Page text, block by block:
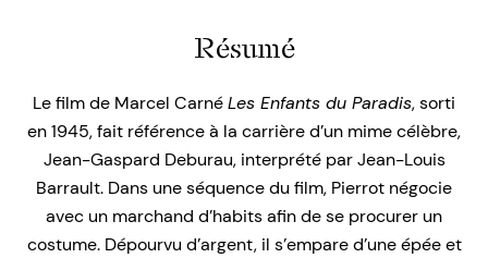
Résumé
Le film de Marcel CarnéLes Enfants du Paradis, sorti
en 1945, fait référence à la carrière d’un mime célèbre,
Jean-Gaspard Deburau, interprété par Jean-Louis
Barrault. Dans une séquence du film, Pierrot négocie
avec un marchand d’habits afin de se procurer un
costume. Dépourvu d’argent, il s’empare d’une épée et